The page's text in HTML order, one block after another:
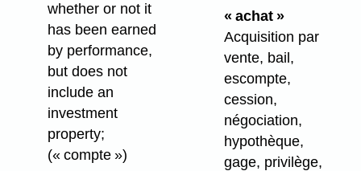
whether or not it
has been earned
by performance,
but does not
include an
investment
property;
(« compte »)
« achat »
Acquisition par
vente, bail,
escompte,
cession,
négociation,
hypothèque,
gage, privilège,